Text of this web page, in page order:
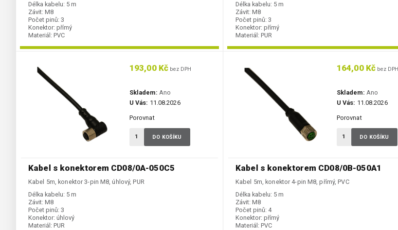
Délka kabelu: 5 m
Závit: M8
Počet pinů: 3
Konektor: přímý
Materiál: PVC
Délka kabelu: 5 m
Závit: M8
Počet pinů: 3
Konektor: přímý
Materiál: PUR
Kabel s konektorem CD08/0A-050C5
Kabel 5m, konektor 3-pin M8, úhlový, PUR
Délka kabelu: 5 m
Závit: M8
Počet pinů: 3
Konektor: úhlový
Materiál: PUR
193,00 Kč bez DPH
Skladem: Ano
U Vás: 11.08.2026
Porovnat
DO KOŠÍKU
Kabel s konektorem CD08/0B-050A1
Kabel 5m, konektor 4-pin M8, přímý, PVC
Délka kabelu: 5 m
Závit: M8
Počet pinů: 4
Konektor: přímý
Materiál: PVC
164,00 Kč bez DPH
Skladem: Ano
U Vás: 11.08.2026
Porovnat
DO KOŠÍKU